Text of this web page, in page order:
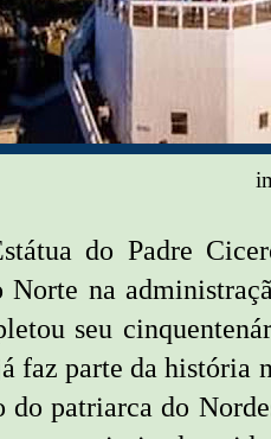
do Padre
Norte na
seu
faz parte da história
do patriarca do